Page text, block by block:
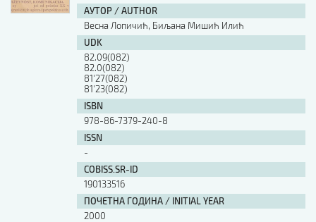
АУТОР / AUTHOR
Весна Лопичић, Биљана Мишић Илић
UDK
82.09(082)
82.0(082)
81'27(082)
81'23(082)
ISBN
978-86-7379-240-8
ISSN
-
COBISS.SR-ID
190133516
ПОЧЕТНА ГОДИНА / INITIAL YEAR
2000